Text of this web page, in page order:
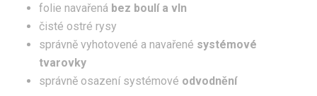
folie navařená bez boulí a vln
čisté ostré rysy
správně vyhotovené a navařené systémové
tvarovky
správně osazení systémové odvodnění